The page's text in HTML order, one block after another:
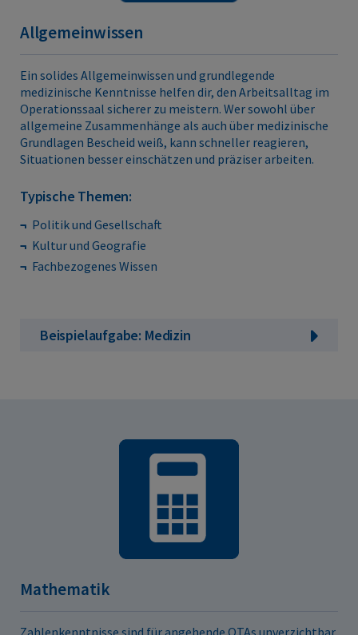
Allgemeinwissen
Ein solides Allgemeinwissen und grundlegende
medizinische Kenntnisse helfen dir, den Arbeitsalltag im
Operationssaal sicherer zu meistern. Wer sowohl über
allgemeine Zusammenhänge als auch über medizinische
Grundlagen Bescheid weiß, kann schneller reagieren,
Situationen besser einschätzen und präziser arbeiten.
Typische Themen:
Politik und Gesellschaft
Kultur und Geografie
Fachbezogenes Wissen
Beispielaufgabe: Medizin
Mathematik